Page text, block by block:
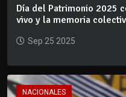
Día del Patrimonio 2025
vivo y la memoria
Sep 25 2025
NACIONALES